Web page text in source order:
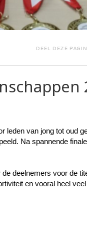
DEEL DEZE
leden van jong tot oud
Na spannende
deelnemers voor de
en vooral heel